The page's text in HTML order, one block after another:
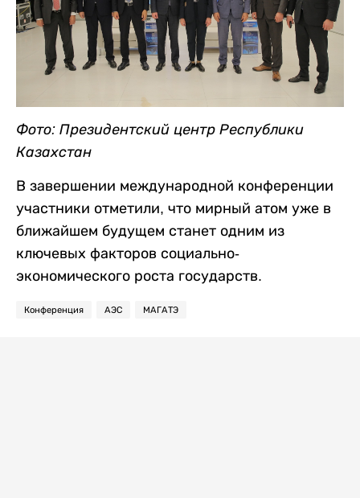
Фото: Президентский центр Республики
Казахстан
В завершении международной конференции
участники отметили, что мирный атом уже в
ближайшем будущем станет одним из
ключевых факторов социально-
экономического роста государств.
Конференция АЭС МАГАТЭ